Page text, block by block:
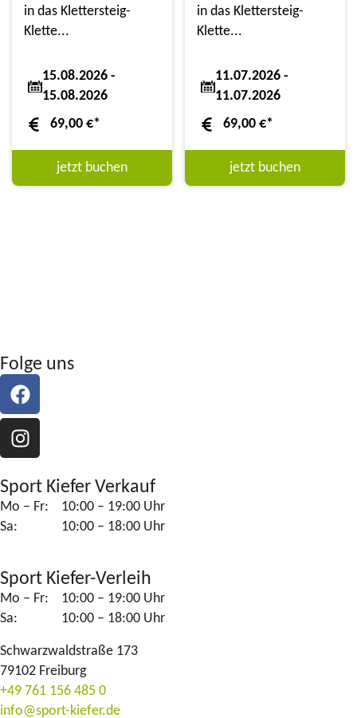
in das Klettersteig-
Klette...
15.08.2026 -
15.08.2026
69,00 €*
jetzt buchen
in das Klettersteig-
Klette...
11.07.2026 -
11.07.2026
69,00€*
jetzt buchen
Folge uns
Sport Kiefer Verkauf
Mo – Fr:
10:00 – 19:00 Uhr
Sa:
10:00 – 18:00 Uhr
Sport Kiefer-Verleih
Mo – Fr:
10:00 – 19:00 Uhr
Sa:
10:00 – 18:00 Uhr
Schwarzwaldstraße 173
79102 Freiburg
+49 761 156 485 0
info@sport-kiefer.de